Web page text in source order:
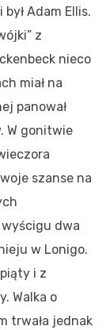
Adam Ellis.
z
nieco
miał na
panował
W gonitwie
szanse na
dwa
w Lonigo.
i z
Walka o
trwała jednak